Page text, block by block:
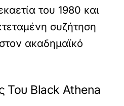
του 1980 και
συζήτηση
ακαδημαϊκό
Του Black Athena